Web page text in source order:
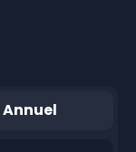
Annuel